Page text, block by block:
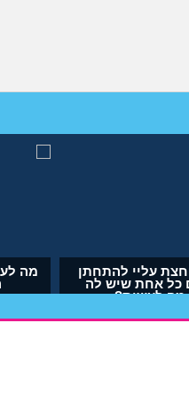
הבאתי
איך
אמא שלי לוחצת
בשידוך עם
דופק, מה